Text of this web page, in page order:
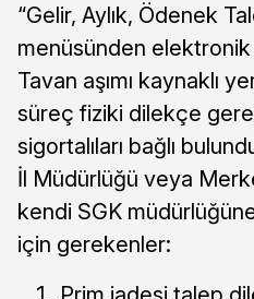
“Gelir, Aylık, Ödenek
menüsünden elektronik
Tavan aşımı kaynaklı
süreç fiziki dilekçe
sigortalıları bağlı
İl Müdürlüğü veya
kendi SGK
için gerekenler: